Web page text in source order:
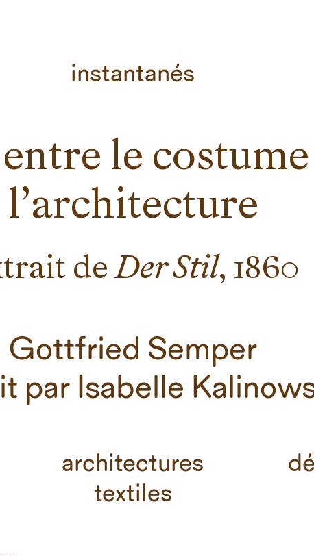
instantanés
le
l’architecture
deDer Stil, 1860
Gottfried Semper
par Isabelle
architectures
textiles